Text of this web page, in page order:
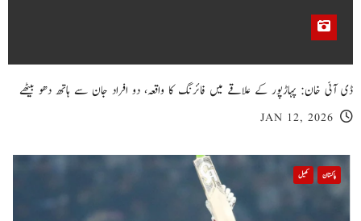
ڈی آئی خان: پہاڑپور کے علاقے میں فائرنگ کا واقعہ، دو افراد جان سے ہاتھ دھو بیٹھے
JAN 12, 2026
پاکستان کھیل